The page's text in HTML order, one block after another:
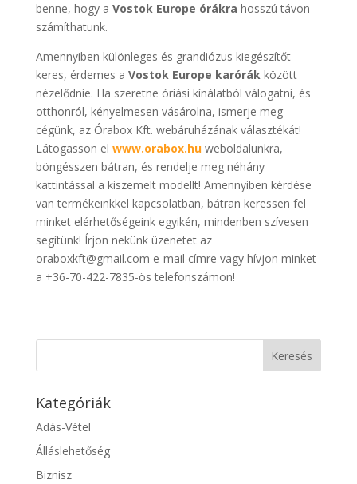
benne, hogy a Vostok Europe órákra hosszú távon
számíthatunk.
Amennyiben különleges és grandiózus kiegészítőt
keres, érdemes a Vostok Europe karórákközött
nézelődnie. Ha szeretne óriási kínálatból válogatni, és
otthonról, kényelmesen vásárolna, ismerje meg
cégünk, az Órabox Kft. webáruházának választékát!
Látogasson el www.orabox.huweboldalunkra,
böngésszen bátran, és rendelje meg néhány
kattintással a kiszemelt modellt! Amennyiben kérdése
van termékeinkkel kapcsolatban, bátran keressen fel
minket elérhetőségeink egyikén, mindenben szívesen
segítünk! Írjon nekünk üzenetet az
oraboxkft@gmail.com e-mail címre vagy hívjon minket
a +36-70-422-7835-ös telefonszámon!
Kategóriák
Adás-Vétel
Álláslehetőség
Biznisz